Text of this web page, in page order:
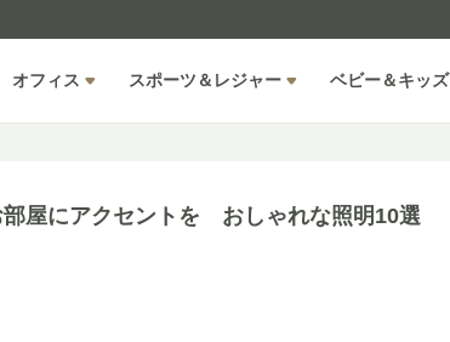
オフィス スポーツ＆レジャー ベビー＆キッズ
部屋にアクセントを おしゃれな照明10選